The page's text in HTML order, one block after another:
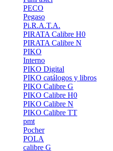
PECO
Pegaso
Pi.R.A.T.A.
PIRATA Calibre H0
PIRATA Calibre N
PIKO
Interno
PIKO Digital
PIKO catálogos y libros
PIKO Calibre G
PIKO Calibre H0
PIKO Calibre N
PIKO Calibre TT
pmt
Pocher
POLA
calibre G